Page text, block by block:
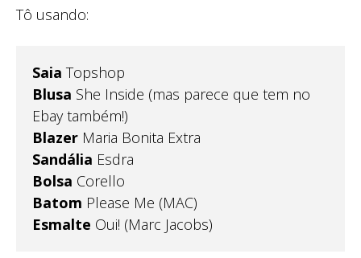
Tô usando:
Saia Topshop
Blusa She Inside (mas parece que tem no
Ebay também!)
Blazer Maria Bonita Extra
Sandália Esdra
Bolsa Corello
Batom Please Me (MAC)
Esmalte Oui! (Marc Jacobs)